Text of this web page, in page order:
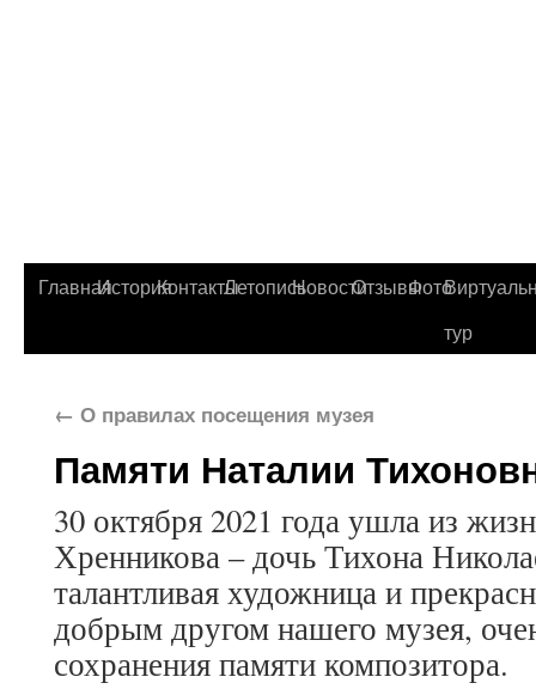
ГлавнаяИсторияКонтактыЛетописьНовостиОтзывыФото
тур
← О правилах посещения музея
Памяти Наталии
30 октября 2021 года ушла из
Хренникова – дочь Тихона
талантливая художница и
добрым другом нашего музея,
сохранения памяти композитора.